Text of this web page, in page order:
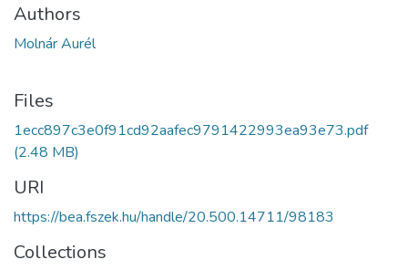
Authors
Molnár Aurél
Files
1ecc897c3e0f91cd92aafec9791422993ea93e73.pdf
(2.48 MB)
URI
https://bea.fszek.hu/handle/20.500.14711/98183
Collections